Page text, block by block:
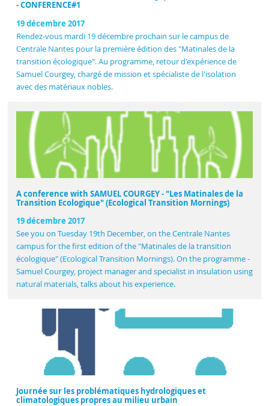
- CONFERENCE#1
19 décembre 2017
Rendez-vous mardi 19 décembre prochain sur le campus de
Centrale Nantes pour la première édition des "Matinales de la
transition écologique". Au programme, retour d'expérience de
Samuel Courgey, chargé de mission et spécialiste de l'isolation
avec des matériaux nobles.
A conference with SAMUEL COURGEY - "Les Matinales de la
Transition Ecologique" (Ecological Transition Mornings)
19 décembre 2017
See you on Tuesday 19th December, on the Centrale Nantes
campus for the first edition of the "Matinales de la transition
écologique" (Ecological Transition Mornings). On the programme -
Samuel Courgey, project manager and specialist in insulation using
natural materials, talks about his experience.
Journée sur les problématiques hydrologiques et
climatologiques propres au milieu urbain